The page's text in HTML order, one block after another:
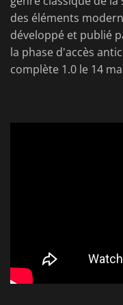
des éléments
développé et publié
la phase d'accès
complète 1.0 le 14